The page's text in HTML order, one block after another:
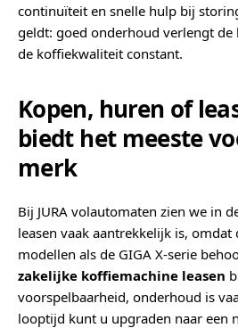
continuïteit en snelle hulp bij
geldt: goed onderhoud verlengt
de koffiekwaliteit constant.
Kopen, huren of
biedt het meeste
merk
Bij JURA volautomaten zien we in
leasen vaak aantrekkelijk is, omdat
modellen als de GIGA X-serie
zakelijke koffiemachine leasen
voorspelbaarheid, onderhoud is
looptijd kunt u upgraden naar een